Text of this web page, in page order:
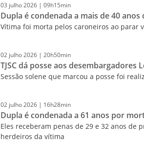
03 julho2026 | 09h15min
Dupla é condenada a mais de 40
Vítima foi morta pelos caroneiros ao parar
02 julho2026 | 20h50min
TJSC dá posse aos desembargadores
Sessão solene que marcou a posse foi
02 julho2026 | 16h28min
Dupla é condenada a 61 anos por
Eles receberam penas de 29 e 32 anos de
herdeiros da vítima